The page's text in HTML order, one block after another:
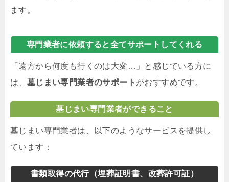
ます。
専門業者に依頼すると全てサポートしてくれる
「遠方から何度も行くのは大変…」と感じている方に
は、 墓じまい専門業者のサポート がおすすめです。
墓じまい専門業者ができること
墓じまい専門業者は、以下のようなサービスを提供し
ています：
書類取得の代行（埋葬証明書、改葬許可証）